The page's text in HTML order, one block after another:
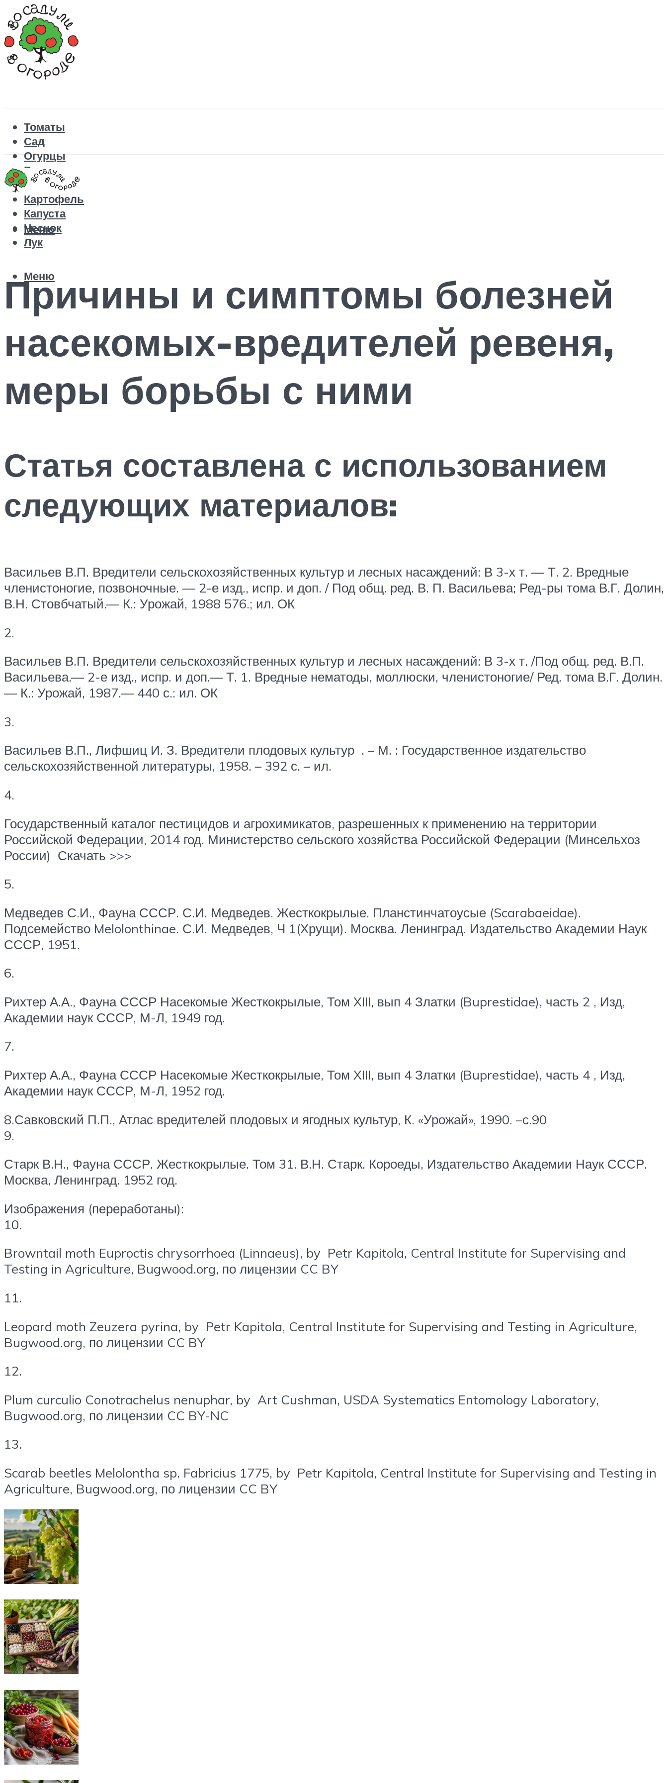
Томаты
Сад
Огурцы
Рецепты
Перец
Картофель
Капуста
Чеснок
Лук
Меню
Меню
Причины и симптомы болезней
насекомых-вредителей ревеня,
меры борьбы с ними
Статья составлена с использованием
следующих материалов:
Васильев В.П. Вредители сельскохозяйственных культур и лесных насаждений: В 3-х т. — Т. 2. Вредные
членистоногие, позвоночные. — 2-е изд., испр. и доп. / Под общ. ред. В. П. Васильева; Ред-ры тома В.Г. Долин,
В.Н. Стовбчатый.— К.: Урожай, 1988 576.; ил. ОК
2.
Васильев В.П. Вредители сельскохозяйственных культур и лесных насаждений: В 3-х т. /Под общ. ред. В.П.
Васильева.— 2-е изд., испр. и доп.— Т. 1. Вредные нематоды, моллюски, членистоногие/ Ред. тома В.Г. Долин.
— К.: Урожай, 1987.— 440 с.: ил. ОК
3.
Васильев В.П., Лифшиц И. З. Вредители плодовых культур . – М. : Государственное издательство
сельскохозяйственной литературы, 1958. – 392 с. – ил.
4.
Государственный каталог пестицидов и агрохимикатов, разрешенных к применению на территории
Российской Федерации, 2014 год. Министерство сельского хозяйства Российской Федерации (Минсельхоз
России) Скачать >>>
5.
Медведев С.И., Фауна СССР. С.И. Медведев. Жесткокрылые. Планстинчатоусые (Scarabaeidae).
Подсемейство Melolonthinae. С.И. Медведев, Ч 1(Хрущи). Москва. Ленинград. Издательство Академии Наук
СССР, 1951.
6.
Рихтер А.А., Фауна СССР Насекомые Жесткокрылые, Том XIII, вып 4 Златки (Buprestidae), часть 2 , Изд,
Академии наук СССР, М-Л, 1949 год.
7.
Рихтер А.А., Фауна СССР Насекомые Жесткокрылые, Том XIII, вып 4 Златки (Buprestidae), часть 4 , Изд,
Академии наук СССР, М-Л, 1952 год.
8.Савковский П.П., Атлас вредителей плодовых и ягодных культур, К. «Урожай», 1990. –с.90
9.
Старк В.Н., Фауна СССР. Жесткокрылые. Том 31. В.Н. Старк. Короеды, Издательство Академии Наук СССР.
Москва, Ленинград. 1952 год.
Изображения (переработаны):
10.
Browntail moth Euproctis chrysorrhoea (Linnaeus), by Petr Kapitola, Central Institute for Supervising and
Testing in Agriculture, Bugwood.org, по лицензии CC BY
11.
Leopard moth Zeuzera pyrina, by Petr Kapitola, Central Institute for Supervising and Testing in Agriculture,
Bugwood.org, по лицензии CC BY
12.
Plum curculio Conotrachelus nenuphar, by Art Cushman, USDA Systematics Entomology Laboratory,
Bugwood.org, по лицензии CC BY-NC
13.
Scarab beetles Melolontha sp. Fabricius 1775, by Petr Kapitola, Central Institute for Supervising and Testing in
Agriculture, Bugwood.org, по лицензии CC BY